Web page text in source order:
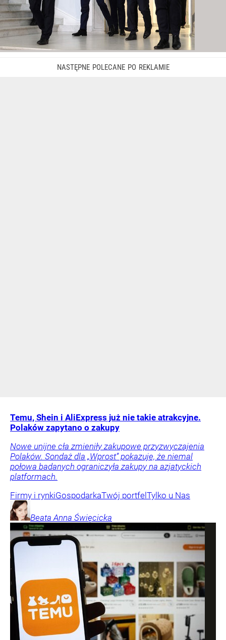
Temu, Shein i AliExpress już nie takie atrakcyjne.
Polaków zapytano o zakupy
Nowe unijne cła zmieniły zakupowe przyzwyczajenia
Polaków. Sondaż dla „Wprost” pokazuje, że niemal
połowa badanych ograniczyła zakupy na azjatyckich
platformach.
Firmy i rynkiGospodarkaTwój portfel Tylko u Nas
Beata Anna Święcicka